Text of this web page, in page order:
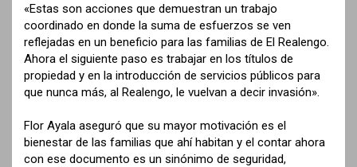
«Estas son acciones que demuestran un trabajo
coordinado en donde la suma de esfuerzos se ven
reflejadas en un beneficio para las familias de El Realengo.
Ahora el siguiente paso es trabajar en los títulos de
propiedad y en la introducción de servicios públicos para
que nunca más, al Realengo, le vuelvan a decir invasión».
Flor Ayala aseguró que su mayor motivación es el
bienestar de las familias que ahí habitan y el contar ahora
con ese documento es un sinónimo de seguridad,